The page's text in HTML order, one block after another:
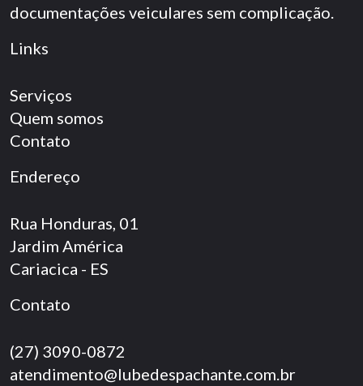
documentações veiculares sem complicação.
Links
Serviços
Quem somos
Contato
Endereço
Rua Honduras, 01
Jardim América
Cariacica - ES
Contato
(27) 3090-0872
atendimento@lubedespachante.com.br